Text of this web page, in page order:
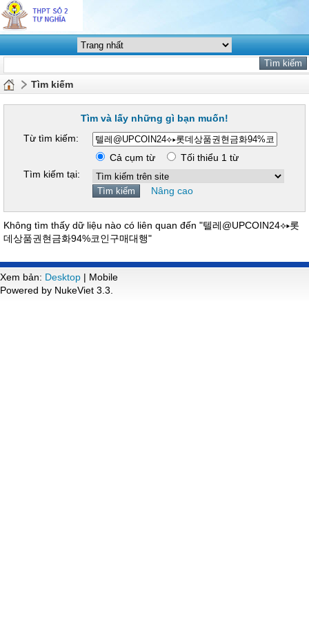
Tìm kiếm
Tìm và lấy những gì bạn muốn!
Từ tìm kiếm:
Cả cụm từ
Tối thiểu 1 từ
Tìm kiếm tại:
Nâng cao
Không tìm thấy dữ liệu nào có liên quan đến "텔레@UPCOIN24⟡▸롯
데상품권현금화94%코인구매대행"
Xem bản: Desktop | Mobile
Powered by NukeViet 3.3.